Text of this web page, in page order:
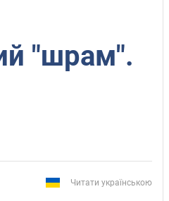
"шрам".
Читати українською